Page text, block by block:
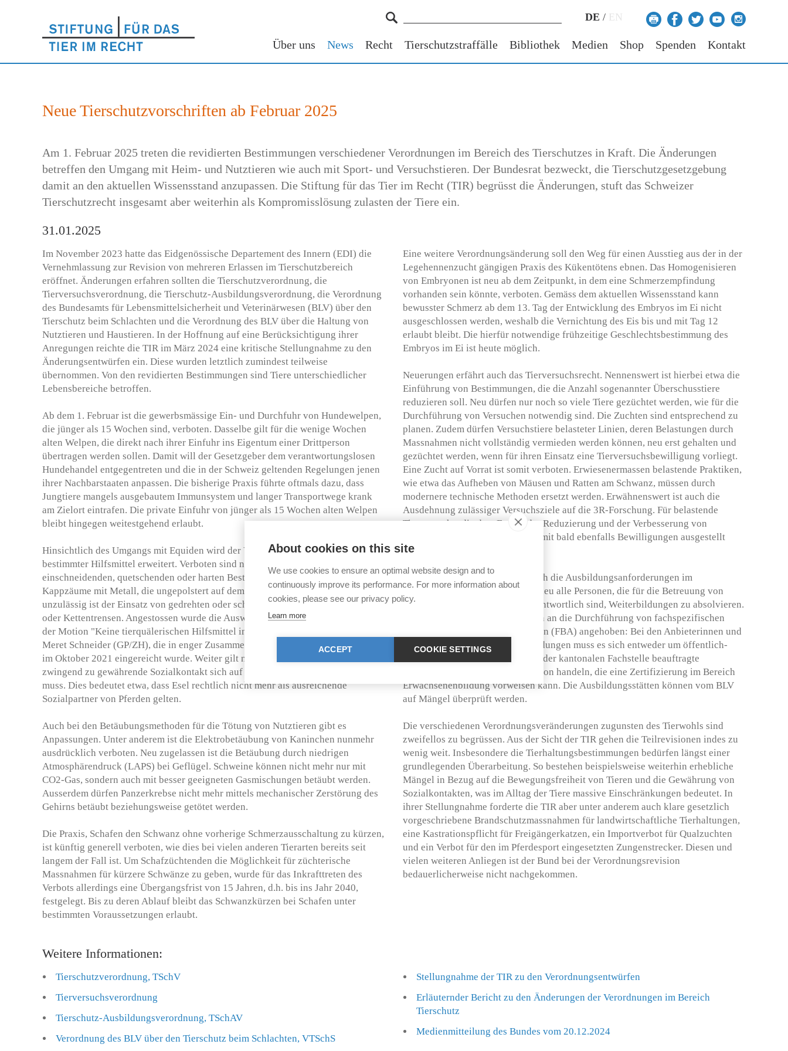
DE / EN
Über uns News Recht Tierschutzstraffälle Bibliothek Medien Shop Spenden Kontakt
Neue Tierschutzvorschriften ab Februar 2025
Am 1. Februar 2025 treten die revidierten Bestimmungen verschiedener Verordnungen im Bereich des Tierschutzes in Kraft. Die Änderungen
betreffen den Umgang mit Heim- und Nutztieren wie auch mit Sport- und Versuchstieren. Der Bundesrat bezweckt, die Tierschutzgesetzgebung
damit an den aktuellen Wissensstand anzupassen. Die Stiftung für das Tier im Recht (TIR) begrüsst die Änderungen, stuft das Schweizer
Tierschutzrecht insgesamt aber weiterhin als Kompromisslösung zulasten der Tiere ein.
31.01.2025
Im November 2023 hatte das Eidgenössische Departement des Innern (EDI) die
Vernehmlassung zur Revision von mehreren Erlassen im Tierschutzbereich
eröffnet. Änderungen erfahren sollten die Tierschutzverordnung, die
Tierversuchsverordnung, die Tierschutz-Ausbildungsverordnung, die Verordnung
des Bundesamts für Lebensmittelsicherheit und Veterinärwesen (BLV) über den
Tierschutz beim Schlachten und die Verordnung des BLV über die Haltung von
Nutztieren und Haustieren. In der Hoffnung auf eine Berücksichtigung ihrer
Anregungen reichte die TIR im März 2024 eine kritische Stellungnahme zu den
Änderungsentwürfen ein. Diese wurden letztlich zumindest teilweise
übernommen. Von den revidierten Bestimmungen sind Tiere unterschiedlicher
Lebensbereiche betroffen.
Ab dem 1. Februar ist die gewerbsmässige Ein- und Durchfuhr von Hundewelpen,
die jünger als 15 Wochen sind, verboten. Dasselbe gilt für die wenige Wochen
alten Welpen, die direkt nach ihrer Einfuhr ins Eigentum einer Drittperson
übertragen werden sollen. Damit will der Gesetzgeber dem verantwortungslosen
Hundehandel entgegentreten und die in der Schweiz geltenden Regelungen jenen
ihrer Nachbarstaaten anpassen. Die bisherige Praxis führte oftmals dazu, dass
Jungtiere mangels ausgebautem Immunsystem und langer Transportwege krank
am Zielort eintrafen. Die private Einfuhr von jünger als 15 Wochen alten Welpen
bleibt hingegen weitestgehend erlaubt.
Hinsichtlich des Umgangs mit Equiden wird der Verbotskatalog zum Einsatz
bestimmter Hilfsmittel erweitert. Verboten sind neu Zäumungen mit gezähnten,
einschneidenden, quetschenden oder harten Bestandteilen, wie Nasenbügel und
Kappzäume mit Metall, die ungepolstert auf dem Nasenbein aufliegen. Ebenso
unzulässig ist der Einsatz von gedrehten oder scharfkantigen Gebissen wie Draht-
oder Kettentrensen. Angestossen wurde die Ausweitung des Verbotskatalogs mit
der Motion "Keine tierquälerischen Hilfsmittel im Pferdesport" von Nationalrätin
Meret Schneider (GP/ZH), die in enger Zusammenarbeit mit der TIR erarbeitet und
im Oktober 2021 eingereicht wurde. Weiter gilt neu, dass der für Equiden
zwingend zu gewährende Sozialkontakt sich auf einen Artgenossen beziehen
muss. Dies bedeutet etwa, dass Esel rechtlich nicht mehr als ausreichende
Sozialpartner von Pferden gelten.
Auch bei den Betäubungsmethoden für die Tötung von Nutztieren gibt es
Anpassungen. Unter anderem ist die Elektrobetäubung von Kaninchen nunmehr
ausdrücklich verboten. Neu zugelassen ist die Betäubung durch niedrigen
Atmosphärendruck (LAPS) bei Geflügel. Schweine können nicht mehr nur mit
CO2-Gas, sondern auch mit besser geeigneten Gasmischungen betäubt werden.
Ausserdem dürfen Panzerkrebse nicht mehr mittels mechanischer Zerstörung des
Gehirns betäubt beziehungsweise getötet werden.
Die Praxis, Schafen den Schwanz ohne vorherige Schmerzausschaltung zu kürzen,
ist künftig generell verboten, wie dies bei vielen anderen Tierarten bereits seit
langem der Fall ist. Um Schafzüchtenden die Möglichkeit für züchterische
Massnahmen für kürzere Schwänze zu geben, wurde für das Inkrafttreten des
Verbots allerdings eine Übergangsfrist von 15 Jahren, d.h. bis ins Jahr 2040,
festgelegt. Bis zu deren Ablauf bleibt das Schwanzkürzen bei Schafen unter
bestimmten Voraussetzungen erlaubt.
Eine weitere Verordnungsänderung soll den Weg für einen Ausstieg aus der in der
Legehennenzucht gängigen Praxis des Kükentötens ebnen. Das Homogenisieren
von Embryonen ist neu ab dem Zeitpunkt, in dem eine Schmerzempfindung
vorhanden sein könnte, verboten. Gemäss dem aktuellen Wissensstand kann
bewusster Schmerz ab dem 13. Tag der Entwicklung des Embryos im Ei nicht
ausgeschlossen werden, weshalb die Vernichtung des Eis bis und mit Tag 12
erlaubt bleibt. Die hierfür notwendige frühzeitige Geschlechtsbestimmung des
Embryos im Ei ist heute möglich.
Neuerungen erfährt auch das Tierversuchsrecht. Nennenswert ist hierbei etwa die
Einführung von Bestimmungen, die die Anzahl sogenannter Überschusstiere
reduzieren soll. Neu dürfen nur noch so viele Tiere gezüchtet werden, wie für die
Durchführung von Versuchen notwendig sind. Die Zuchten sind entsprechend zu
planen. Zudem dürfen Versuchstiere belasteter Linien, deren Belastungen durch
Massnahmen nicht vollständig vermieden werden können, neu erst gehalten und
gezüchtet werden, wenn für ihren Einsatz eine Tierversuchsbewilligung vorliegt.
Eine Zucht auf Vorrat ist somit verboten. Erwiesenermassen belastende Praktiken,
wie etwa das Aufheben von Mäusen und Ratten am Schwanz, müssen durch
modernere technische Methoden ersetzt werden. Erwähnenswert ist auch die
Ausdehnung zulässiger Versuchsziele auf die 3R-Forschung. Für belastende
Tierversuche, die dem Ersatz, der Reduzierung und der Verbesserung von
Tierversuchen dienen, können damit bald ebenfalls Bewilligungen ausgestellt
werden.
Revidiert wurden schliesslich auch die Ausbildungsanforderungen im
Veterinärbereich. So etwa haben neu alle Personen, die für die Betreuung von
mehr als fünf Tieren pro Tag verantwortlich sind, Weiterbildungen zu absolvieren.
Weiter wurden die Anforderungen an die Durchführung von fachspezifischen
berufsunabhängigen Ausbildungen (FBA) angehoben: Bei den Anbieterinnen und
Anbietern entsprechender Ausbildungen muss es sich entweder um öffentlich-
rechtliche Institutionen, eine von der kantonalen Fachstelle beauftragte
Organisation oder eine Organisation handeln, die eine Zertifizierung im Bereich
Erwachsenenbildung vorweisen kann. Die Ausbildungsstätten können vom BLV
auf Mängel überprüft werden.
Die verschiedenen Verordnungsveränderungen zugunsten des Tierwohls sind
zweifellos zu begrüssen. Aus der Sicht der TIR gehen die Teilrevisionen indes zu
wenig weit. Insbesondere die Tierhaltungsbestimmungen bedürfen längst einer
grundlegenden Überarbeitung. So bestehen beispielsweise weiterhin erhebliche
Mängel in Bezug auf die Bewegungsfreiheit von Tieren und die Gewährung von
Sozialkontakten, was im Alltag der Tiere massive Einschränkungen bedeutet. In
ihrer Stellungnahme forderte die TIR aber unter anderem auch klare gesetzlich
vorgeschriebene Brandschutzmassnahmen für landwirtschaftliche Tierhaltungen,
eine Kastrationspflicht für Freigängerkatzen, ein Importverbot für Qualzuchten
und ein Verbot für den im Pferdesport eingesetzten Zungenstrecker. Diesen und
vielen weiteren Anliegen ist der Bund bei der Verordnungsrevision
bedauerlicherweise nicht nachgekommen.
Weitere Informationen:
Tierschutzverordnung, TSchV
Tierversuchsverordnung
Tierschutz-Ausbildungsverordnung, TSchAV
Verordnung des BLV über den Tierschutz beim Schlachten, VTSchS
Stellungnahme der TIR zu den Verordnungsentwürfen
Erläuternder Bericht zu den Änderungen der Verordnungen im Bereich
Tierschutz
Medienmitteilung des Bundes vom 20.12.2024
About cookies on this site
We use cookies to ensure an optimal website design and to
continuously improve its performance. For more information about
cookies, please see our privacy policy.
Learn more
ACCEPT COOKIE SETTINGS